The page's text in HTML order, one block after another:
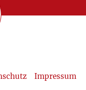
Impressum